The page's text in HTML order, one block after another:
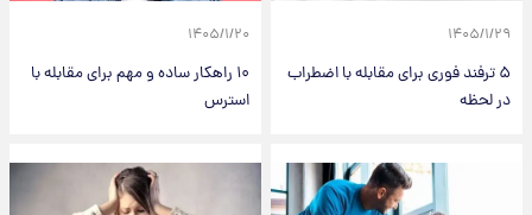
۱۴۰۵/۱/۲۹
۵ ترفند فوری برای مقابله با اضطراب
در لحظه
۱۴۰۵/۱/۲۰
۱۰ راهکار ساده و مهم برای مقابله با
استرس